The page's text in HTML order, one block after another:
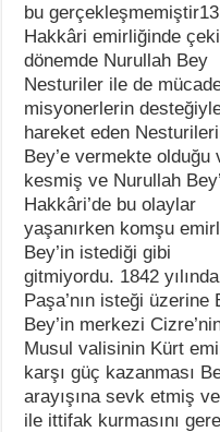
bu
Hakkâri emirliğinde
dönemde Nurullah Bey
Nesturiler ile de
misyonerlerin
hareket eden
Bey’e vermekte olduğu
kesmiş ve Nurullah
Hakkâri’de bu olaylar
yaşanırken komşu
Bey’in istediği gibi
gitmiyordu. 1842
Paşa’nın isteği üzerine
Bey’in merkezi
Musul valisinin Kürt
karşı güç kazanması
arayışına sevk etmiş
ile ittifak kurmasını